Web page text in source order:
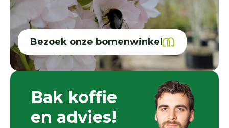
Bezoek onze bomenwinkel
Bak koffie
en advies!